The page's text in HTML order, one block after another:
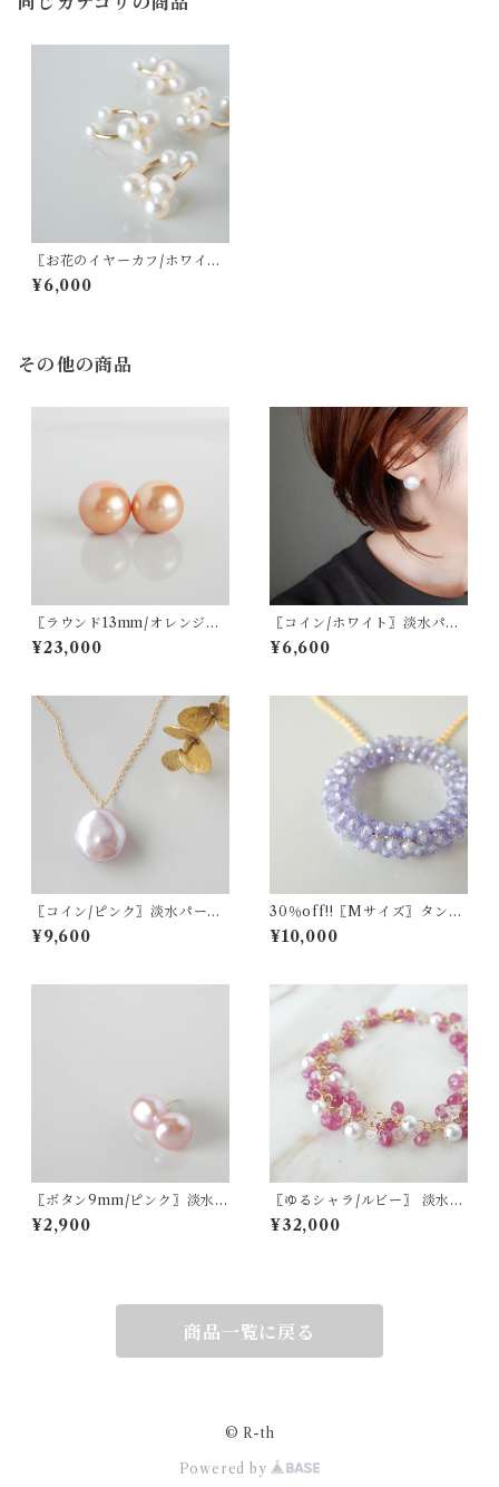
〖お花のイヤーカフ/ホワイ
ト〗淡水パール14kgf クレオ
パトラ3pc【1835】
¥6,000
その他の商品
〖ラウンド13mm/オレンジゴ
ールド〗淡水パールスタッド
ピアス/イヤリング14kgf/SV9
¥23,000
〖コイン/ホワイト〗淡水パー
ルスタッドピアス/イヤリング
14kgf/SV925【1731】
¥6,600
〖コイン/ピンク〗淡水パール
一粒ネックレス14kgf【150
8】
¥9,600
30％off!!〖Mサイズ〗タンザ
ナイトリースネックレス14kgf
12月の誕生石【1641】
¥10,000
〖ボタン9mm/ピンク〗淡水パ
ールスタッドピアス/イヤリン
グ14kgf/SV925【1310】
¥2,900
〖ゆるシャラ/ルビー〗 淡水パ
ール ハーキマーダイヤモンド
ブレスレット 14kgf 7月の誕
¥32,000
商品一覧に戻る
© R-th
Powered by